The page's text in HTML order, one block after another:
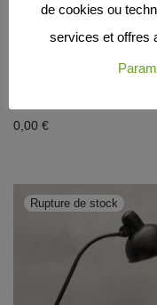
LAMPE D’ATELIER
0,00 €
de cookies ou
services et offres